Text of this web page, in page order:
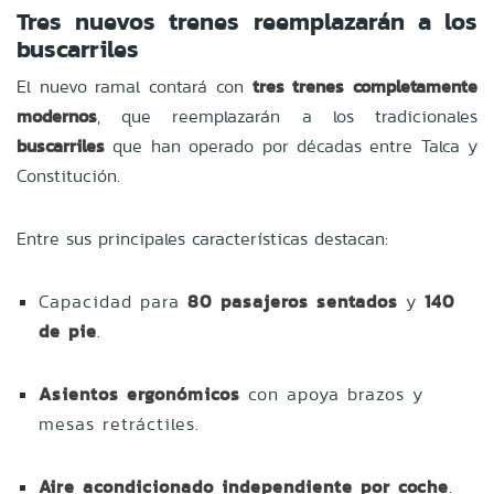
Tres nuevos trenes reemplazarán a los
buscarriles
El nuevo ramal contará con tres trenes completamente
modernos, que reemplazarán a los tradicionales
buscarriles que han operado por décadas entre Talca y
Constitución.
Entre sus principales características destacan:
Capacidad para 80 pasajeros sentados y 140
de pie.
Asientos ergonómicos con apoya brazos y
mesas retráctiles.
Aire acondicionado independiente por coche.